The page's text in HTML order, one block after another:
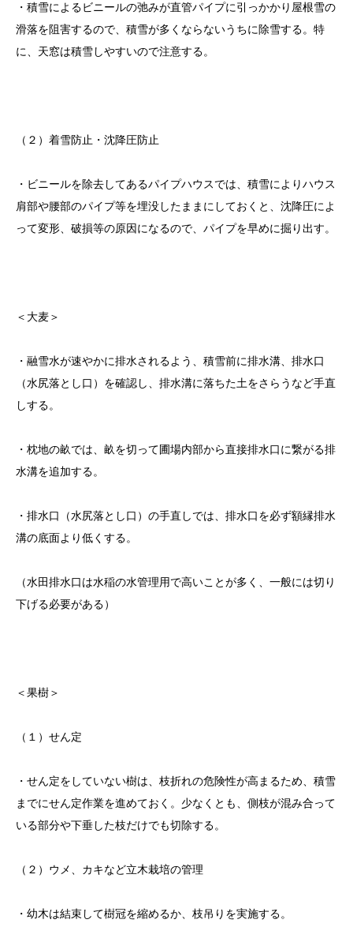
・積雪によるビニールの弛みが直管パイプに引っかかり屋根雪の
滑落を阻害するので、積雪が多くならないうちに除雪する。特
に、天窓は積雪しやすいので注意する。
（２）着雪防止・沈降圧防止
・ビニールを除去してあるパイプハウスでは、積雪によりハウス
肩部や腰部のパイプ等を埋没したままにしておくと、沈降圧によ
って変形、破損等の原因になるので、パイプを早めに掘り出す。
＜大麦＞
・融雪水が速やかに排水されるよう、積雪前に排水溝、排水口
（水尻落とし口）を確認し、排水溝に落ちた土をさらうなど手直
しする。
・枕地の畝では、畝を切って圃場内部から直接排水口に繋がる排
水溝を追加する。
・排水口（水尻落とし口）の手直しでは、排水口を必ず額縁排水
溝の底面より低くする。
（水田排水口は水稲の水管理用で高いことが多く、一般には切り
下げる必要がある）
＜果樹＞
（１）せん定
・せん定をしていない樹は、枝折れの危険性が高まるため、積雪
までにせん定作業を進めておく。少なくとも、側枝が混み合って
いる部分や下垂した枝だけでも切除する。
（２）ウメ、カキなど立木栽培の管理
・幼木は結束して樹冠を縮めるか、枝吊りを実施する。